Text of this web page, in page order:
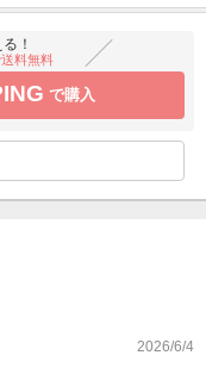
！
料無料
で購入
2026/6/4